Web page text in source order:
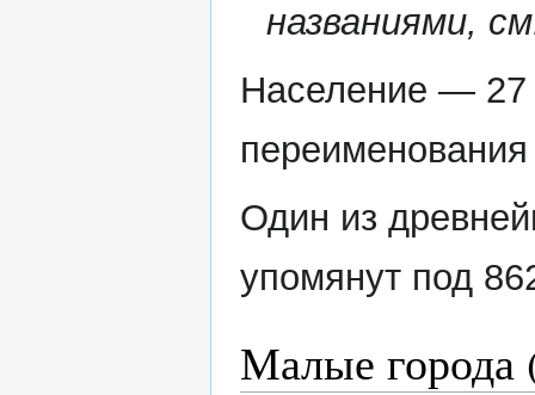
названиями,
Население — 27
Один из
упомянут под
Малые города